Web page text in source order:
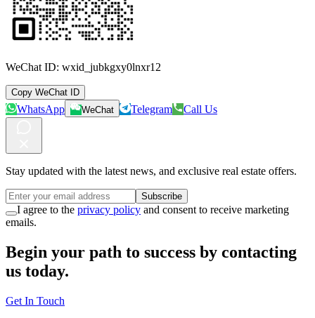
WeChat ID: wxid_jubkgxy0lnxr12
Copy WeChat ID
WhatsApp WeChat Telegram Call Us
Stay updated with the latest news, and exclusive real estate offers.
Subscribe
I agree to the privacy policy and consent to receive marketing
emails.
Begin your path to success by contacting
us today.
Get In Touch